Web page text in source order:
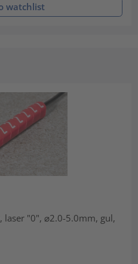
watchlist
laser "0", ⌀2.0-5.0mm, gul,